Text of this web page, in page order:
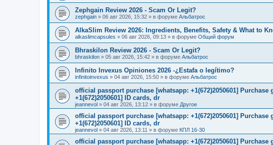
Zephgain Review 2026 - Scam Or Legit?
zephgain » 06 авг 2026, 15:32 » в форуме Альбатрос
AlkaSlim Review 2026: Ingredients, Benefits, Safety & What to
alkaslimcapsules » 06 авг 2026, 09:13 » в форуме Общий форум
Bhraskilon Review 2026 - Scam Or Legit?
bhraskilon » 05 авг 2026, 15:42 » в форуме Альбатрос
Infinito Invexus Opiniones 2026 -¿Estafa o legítimo?
infinitoinvexus » 04 авг 2026, 15:50 » в форуме Альбатрос
official passport purchase [whatsapp: +1(672)2050601]
+1(672)2050601] ID cards, dr
jeannevol » 04 авг 2026, 13:12 » в форуме Другое
official passport purchase [whatsapp: +1(672)2050601]
+1(672)2050601] ID cards, dr
jeannevol » 04 авг 2026, 13:11 » в форуме КПЛ 16-30
official passport purchase [whatsapp: +1(672)2050601]